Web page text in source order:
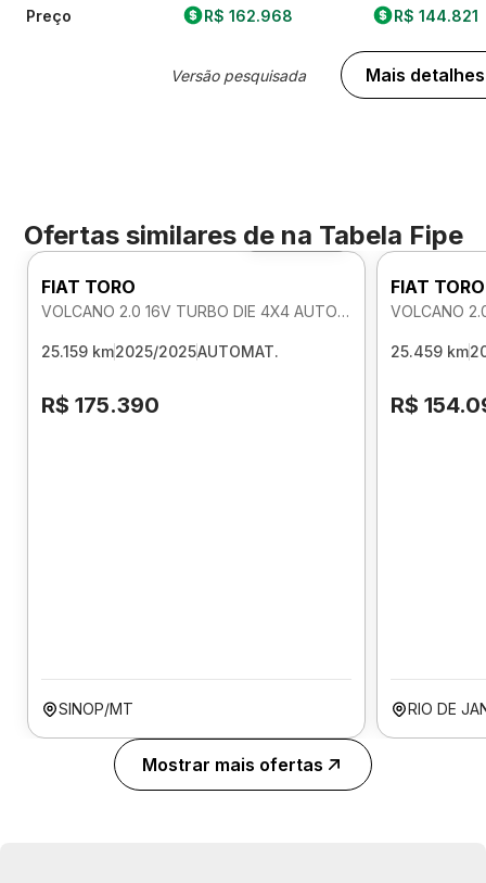
Preço R$ 162.968
Versão pesquisada
R$ 144.821
Mais detalhes
Ofertas similares de na Tabela Fipe
Foto 360º
FIAT TORO
VOLCANO 2.0 16V TURBO DIE 4X4 AUTOMATICO
25.159 km2025/2025AUTOMAT.
R$ 175.390
SINOP/MT
FIAT TORO
25.459 km
R$
RIO DE
Mostrar mais ofertas